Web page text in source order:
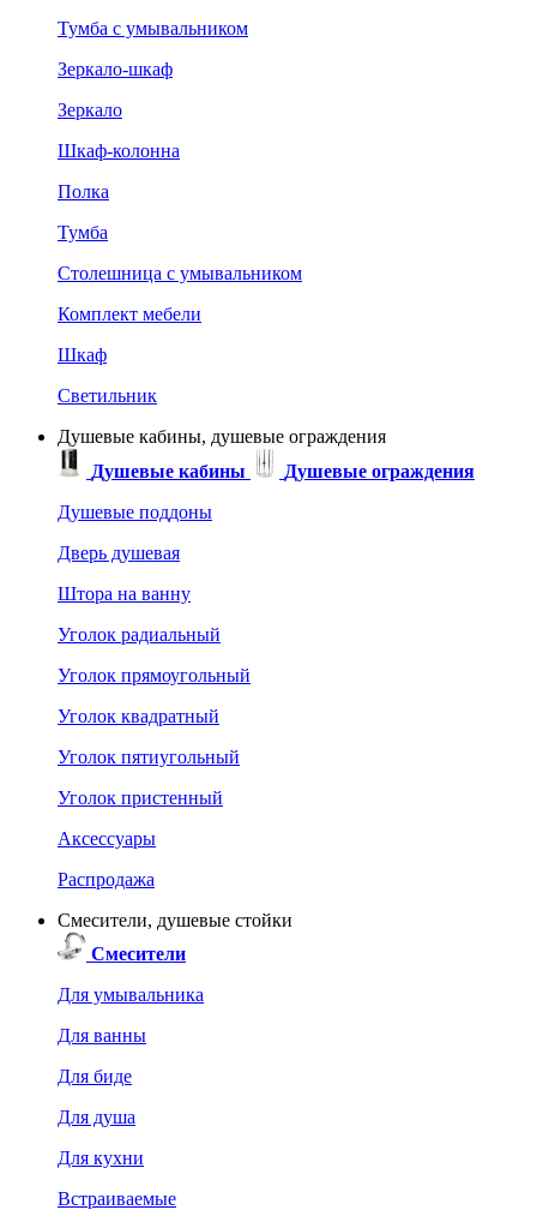
Тумба с умывальником
Зеркало-шкаф
Зеркало
Шкаф-колонна
Полка
Тумба
Столешница с умывальником
Комплект мебели
Шкаф
Светильник
Душевые кабины, душевые ограждения
Душевые кабины
Душевые ограждения
Душевые поддоны
Дверь душевая
Штора на ванну
Уголок радиальный
Уголок прямоугольный
Уголок квадратный
Уголок пятиугольный
Уголок пристенный
Аксессуары
Распродажа
Смесители, душевые стойки
Смесители
Для умывальника
Для ванны
Для биде
Для душа
Для кухни
Встраиваемые